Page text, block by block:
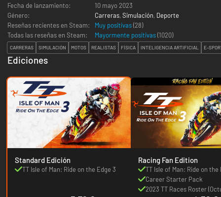
Fecha de lanzamiento:
10 mayo 2023
Género:
Carreras, Simulación, Deporte
Reseñas recientes en Steam:
Muy positivas(28)
Todas las reseñas en Steam:
Mayormente positivas(1020)
CARRERAS SIMULACIÓN MOTOS REALISTAS FÍSICA INTELIGENCIA ARTIFICIAL E-
Ediciones
Standard Edición
TT Isle of Man: Ride on the Edge 3
Racing Fan Edition
TT Isle of Man: Ride on the
Career Starter Pack
2023 TT Races Roster